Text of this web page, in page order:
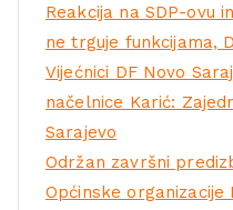
Reakcija na SDP-ovu
ne trguje funkcijama,
Vijećnici DF Novo
načelnice Karić:
Sarajevo
Održan završni
Općinske